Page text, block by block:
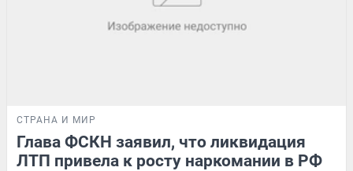
СТРАНА И МИР
Глава ФСКН заявил, что ликвидация
ЛТП привела к росту наркомании в РФ